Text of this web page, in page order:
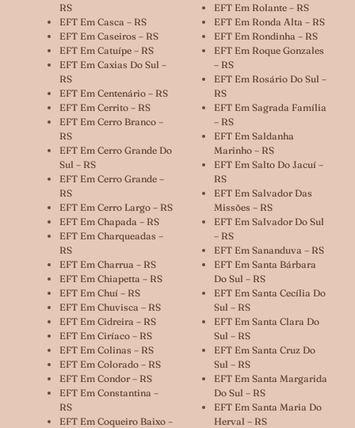
RS
EFT Em Casca – RS
EFT Em Caseiros – RS
EFT Em Catuípe – RS
EFT Em Caxias Do Sul –
RS
EFT Em Centenário – RS
EFT Em Cerrito – RS
EFT Em Cerro Branco –
RS
EFT Em Cerro Grande Do
Sul – RS
EFT Em Cerro Grande –
RS
EFT Em Cerro Largo – RS
EFT Em Chapada – RS
EFT Em Charqueadas –
RS
EFT Em Charrua – RS
EFT Em Chiapetta – RS
EFT Em Chuí – RS
EFT Em Chuvisca – RS
EFT Em Cidreira – RS
EFT Em Ciríaco – RS
EFT Em Colinas – RS
EFT Em Colorado – RS
EFT Em Condor – RS
EFT Em Constantina –
RS
EFT Em Coqueiro Baixo –
EFT Em Rolante – RS
EFT Em Ronda Alta – RS
EFT Em Rondinha – RS
EFT Em Roque Gonzales
– RS
EFT Em Rosário Do Sul –
RS
EFT Em Sagrada Família
– RS
EFT Em Saldanha
Marinho – RS
EFT Em Salto Do Jacuí –
RS
EFT Em Salvador Das
Missões – RS
EFT Em Salvador Do Sul
– RS
EFT Em Sananduva – RS
EFT Em Santa Bárbara
Do Sul – RS
EFT Em Santa Cecília Do
Sul – RS
EFT Em Santa Clara Do
Sul – RS
EFT Em Santa Cruz Do
Sul – RS
EFT Em Santa Margarida
Do Sul – RS
EFT Em Santa Maria Do
Herval – RS